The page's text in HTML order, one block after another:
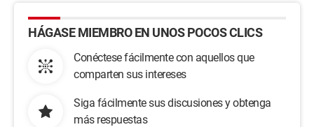
HÁGASE MIEMBRO EN UNOS POCOS CLICS
Conéctese fácilmente con aquellos que
comparten sus intereses
Siga fácilmente sus discusiones y obtenga
más respuestas